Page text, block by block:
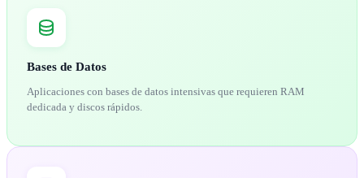
Bases de Datos
Aplicaciones con bases de datos intensivas que requieren RAM
dedicada y discos rápidos.